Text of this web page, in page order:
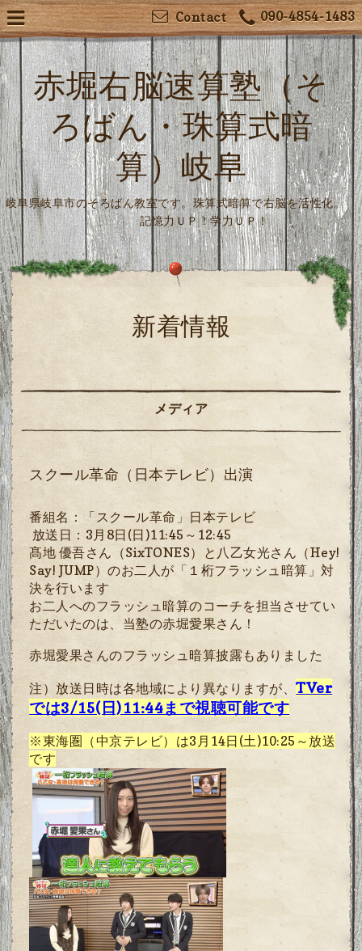
090-4854-1483
Contact
赤堀右脳速算塾（そ
ろばん・珠算式暗
算）岐阜
岐阜県岐阜市のそろばん教室です。珠算式暗算で右脳を活性化。
記憶力ＵＰ！学力ＵＰ！
新着情報
メディア
スクール革命（日本テレビ）出演
番組名：「スクール革命」日本テレビ
放送日：3月 8日(日 )11:45 ～ 12:45
髙地 優吾さん（SixTONES）と八乙女光さん（Hey!
Say! JUMP）のお二人が「１桁フラッシュ暗算」対
決を行います
お二人へのフラッシュ暗算のコーチを担当させてい
ただいたのは、当塾の赤堀愛果さん！
赤堀愛果さんのフラッシュ暗算披露もありました
注）放送日時は各地域により異なりますが、TVer
では3/15(日)11:44まで視聴可能です
※東海圏（中京テレビ）は3月14日(土)10:25～放送
です